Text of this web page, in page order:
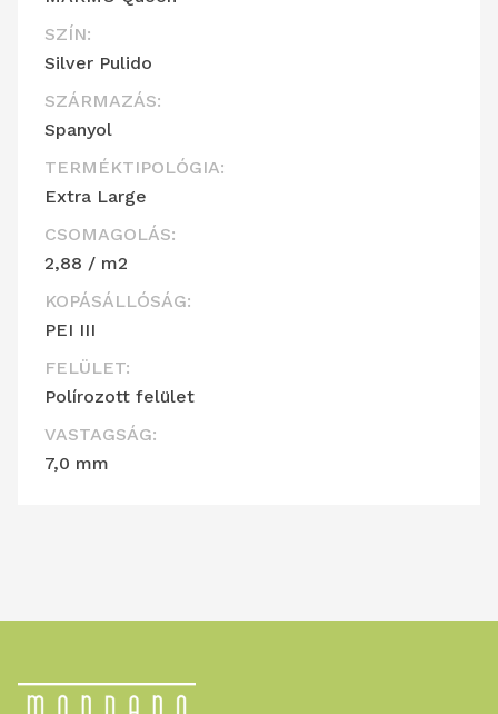
SZÍN:
Silver Pulido
SZÁRMAZÁS:
Spanyol
TERMÉKTIPOLÓGIA:
Extra Large
CSOMAGOLÁS:
2,88 / m2
KOPÁSÁLLÓSÁG:
PEI III
FELÜLET:
Polírozott felület
VASTAGSÁG:
7,0 mm